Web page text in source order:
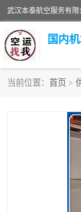
国内
当前位置： 首页 >